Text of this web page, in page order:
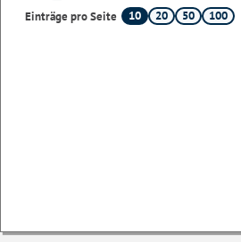
Einträge pro Seite
10 20 50 100